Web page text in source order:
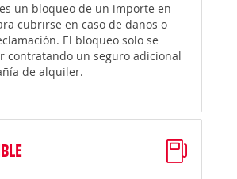
un bloqueo de un importe en
cubrirse en caso de daños o
El bloqueo solo se
contratando un seguro adicional
de alquiler.